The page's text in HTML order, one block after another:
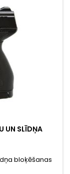
UN SLĪDŅA
bloķēšanas